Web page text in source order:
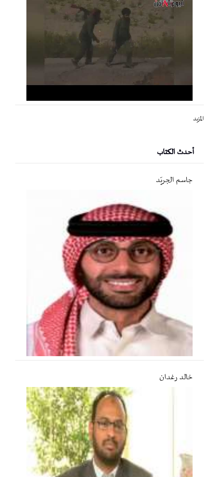
المزيد
أحدث الكتاب
جاسم الجريّد
خالد رغدان